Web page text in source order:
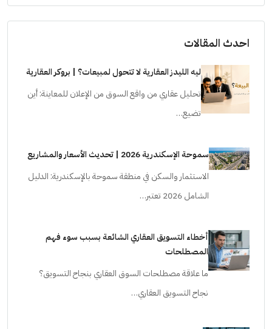
احدث المقالات
ليه الليدز العقارية لا تتحول لمبيعات؟ | بروكر العقارية
تحليل عقاري من واقع السوق من الإعلان للمعاينة: أين
تضيع…
سموحة الإسكندرية 2026 | تحديث الأسعار والمشاريع
الاستثمار والسكن في منطقة سموحة بالإسكندرية: الدليل
الشامل 2026 تعتبر…
أخطاء التسويق العقاري الشائعة بسبب سوء فهم
المصطلحات
ما علاقة مصطلحات السوق العقاري بنجاح التسويق؟
نجاح التسويق العقاري…